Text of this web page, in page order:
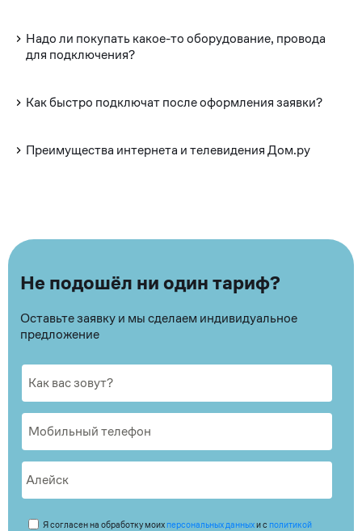
Надо ли покупать какое-то оборудование, провода
для подключения?
Как быстро подключат после оформления заявки?
Преимущества интернета и телевидения Дом.ру
Не подошёл ни один тариф?
Оставьте заявку и мы сделаем индивидуальное
предложение
Я согласен на обработку моих персональных данныхи с политикой